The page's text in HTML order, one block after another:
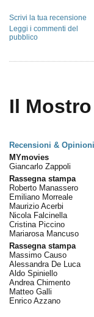
Scrivi la tua recensione
Leggi i commenti del
pubblico
Il
Recensioni &
MYmovies
Giancarlo Zappoli
Rassegna stampa
Roberto Manassero
Emiliano Morreale
Maurizio Acerbi
Nicola Falcinella
Cristina Piccino
Mariarosa Mancuso
Rassegna stampa
Massimo Causo
Alessandra De Luca
Aldo Spiniello
Andrea Chimento
Matteo Galli
Enrico Azzano